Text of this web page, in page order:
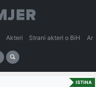
Akteri Strani akteri o BiH
ISTINA